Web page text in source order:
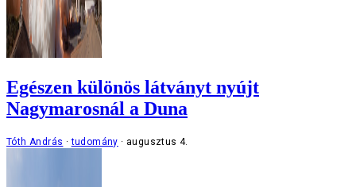
Egészen különös látványt nyújt
Nagymarosnál a Duna
Tóth András tudomány augusztus 4.